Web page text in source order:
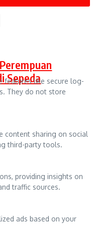
Sepeda
features like secure log-
They do not store
content sharing on social
third-party tools.
providing insights on
traffic sources.
ads based on your